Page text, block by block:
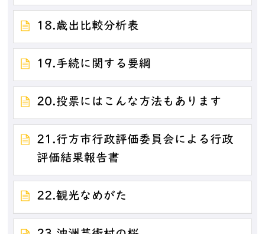
18.歳出比較分析表
19.手続に関する要綱
20.投票にはこんな方法もあります
21.行方市行政評価委員会による行政
評価結果報告書
22.観光なめがた